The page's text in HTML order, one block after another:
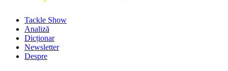
Tackle Show
Analiză
Dicționar
Newsletter
Despre